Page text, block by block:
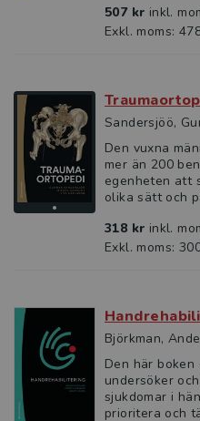
507 kr inkl.
Exkl. moms:
Sandersjöö,
Den vuxna
mer än 200
egenheten att
olika sätt och
318 kr inkl.
Exkl. moms:
Björkman,
Den här
undersöker
sjukdomar i
prioritera och